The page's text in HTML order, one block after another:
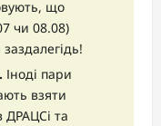
що
чи 08.08)
Іноді пари
взяти
ДРАЦСі та